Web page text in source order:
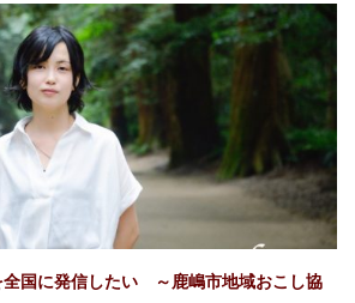
全国に発信したい ～鹿嶋市地域おこし協